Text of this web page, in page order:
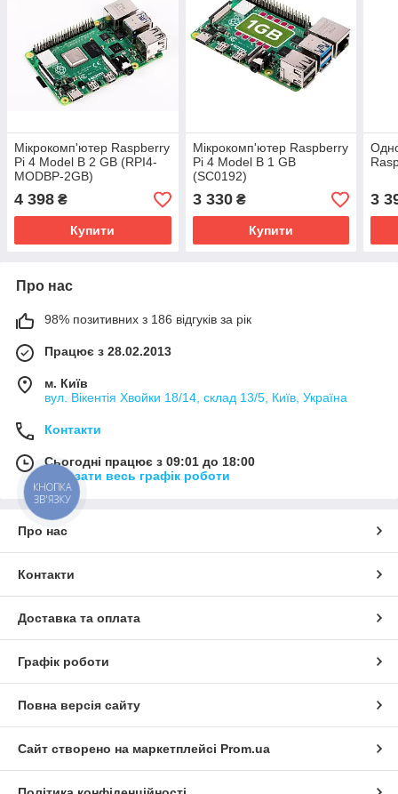
Мікрокомп'ютер Raspberry
Pi 4 Model B 2 GB (RPI4-
MODBP-2GB)
4 398 ₴
Купити
Мікрокомп'ютер Raspberry
Pi 4 Model B 1 GB
(SC0192)
3 330₴
Купити
3
Про нас
98% позитивних з 186 відгуків за рік
Працює з 28.02.2013
м. Київ
вул. Вікентія Хвойки 18/14, склад 13/5, Київ, Україна
Контакти
Сьогодні працює з 09:01 до 18:00
Показати весь графік роботи
Про нас
Контакти
Доставка та оплата
Графік роботи
Повна версія сайту
Сайт створено на маркетплейсі Prom.ua
КНОПКА
ЗВ'ЯЗКУ